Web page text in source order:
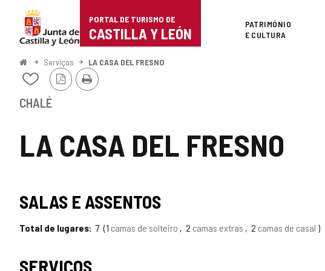
Portal
de
Turismo
Castilla
León
PORTAL DE TURISMO DE
CASTILLA Y LEÓN
Superior
PATRIMÓNIO
E CULTURA
ComeçoServiços LA CASA DEL FRESNO
LA CASA DEL FRESNO
Adicionar
remover
cadernos
Versão
PDF
Imprimir
CHALÉ
SALAS E ASSENTOS
Total de lugares 7 1 camas de solteiro 2 camas extras 2 camas de casal
SERVIÇOS